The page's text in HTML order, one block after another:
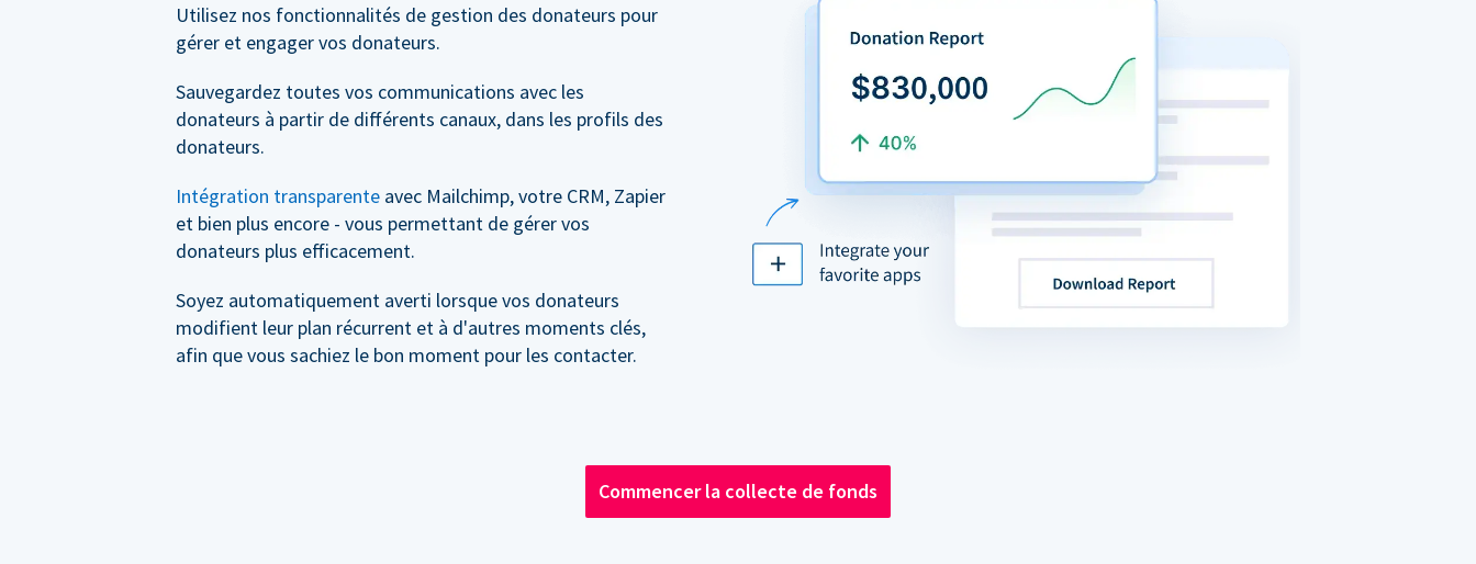
Utilisez nos fonctionnalités de gestion des donateurs pour
gérer et engager vos donateurs.
Sauvegardez toutes vos communications avec les
donateurs à partir de différents canaux, dans les profils des
donateurs.
Intégration transparente avec Mailchimp, votre CRM, Zapier
et bien plus encore - vous permettant de gérer vos
donateurs plus efficacement.
Soyez automatiquement averti lorsque vos donateurs
modifient leur plan récurrent et à d'autres moments clés,
afin que vous sachiez le bon moment pour les contacter.
Commencer la collecte de fonds